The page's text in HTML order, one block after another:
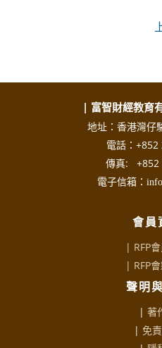
| 富智財經教育
地址：香港灣仔
電話：
傳真: +852
電子信箱：
會員
| RFP
| RFP
聲明
| 著
| 免